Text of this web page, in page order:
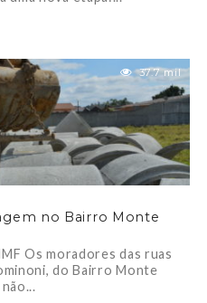
37.7 mil
no Bairro Monte
Os moradores das ruas
do Bairro Monte